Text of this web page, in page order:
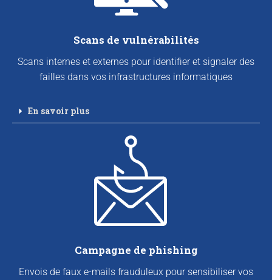
Scans de vulnérabilités
Scans internes et externes pour identifier et signaler des
failles dans vos infrastructures informatiques
En savoir plus
Campagne de phishing
Envois de faux e-mails frauduleux pour sensibiliser vos